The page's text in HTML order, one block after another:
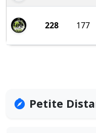
228 177
Petite